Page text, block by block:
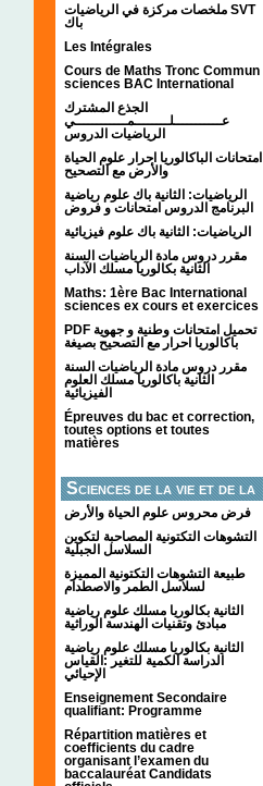
ملخصات مركزة في الرياضيات SVT
باك
Les Intégrales
Cours de Maths Tronc Commun
sciences BAC International
الجذع المشترك
عـــــــــــلــــــــمــــــــــــي
الرياضيات الدروس
امتحانات الباكالوريا احرار علوم الحياة
والأرض مع التصحيح
الرياضيات: الثانية باك علوم رياضية
البرنامج الدروس امتحانات و فروض
الرياضيات: الثانية باك علوم فيزيائية
مقرر دروس مادة الرياضيات السنة
الثانية بكالوريا مسلك الآداب
Maths: 1ère Bac International
sciences ex cours et exercices
PDF تحميل امتحانات وطنية و جهوية
باكالوريا احرار مع التصحيح بصيغة
مقرر دروس مادة الرياضيات السنة
الثانية باكالوريا مسلك العلوم
الفيزيائية
Épreuves du bac et correction,
toutes options et toutes
matières
Sciences de la vie et de la
terre
فرض محروس علوم الحياة والأرض
التشوهات التكتونیة المصاحبة لتكوین
السلاسل الجبلیة
طبيعة التشوهات التكتونية المميزة
لسلاسل الطمر والاصطدام
الثانية بكالوريا مسلك علوم رياضية
مبادئ وتقنيات الهندسة الوراثية
الثانية بكالوريا مسلك علوم رياضية
الدراسة الكمية للتغير :القياس
الإحيائي
Enseignement Secondaire
qualifiant: Programme
Répartition matières et
coefficients du cadre
organisant l’examen du
baccalauréat Candidats